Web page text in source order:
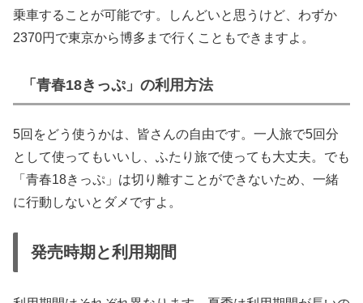
乗車することが可能です。しんどいと思うけど、わずか
2370円で東京から博多まで行くこともできますよ。
「青春18きっぷ」の利用方法
5回をどう使うかは、皆さんの自由です。一人旅で5回分
として使ってもいいし、ふたり旅で使っても大丈夫。でも
「青春18きっぷ」は切り離すことができないため、一緒
に行動しないとダメですよ。
発売時期と利用期間